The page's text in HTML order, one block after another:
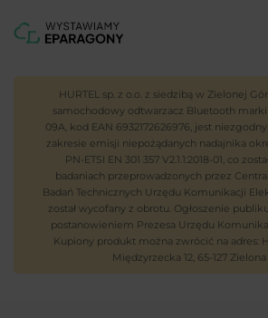
HURTEL sp. z o.o. z siedzibą w Zielonej
samochodowy odtwarzacz Bluetooth marki
09A, kod EAN 6932172626976, jest
zakresie emisji niepożądanych nadajnika
PN-ETSI EN 301 357 V2.1.1:2018-01, co
badaniach przeprowadzonych przez
Badań Technicznych Urzędu Komunikacji
został wycofany z obrotu. Ogłoszenie
postanowieniem Prezesa Urzędu
Kupiony produkt można zwrócić na adres:
Międzyrzecka 12, 65-127 Zielona